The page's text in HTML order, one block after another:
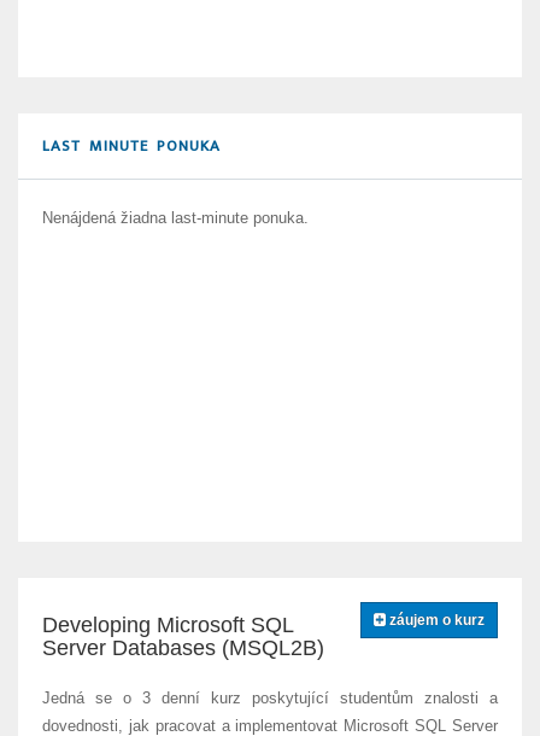
LAST MINUTE PONUKA
Nenájdená žiadna last-minute ponuka.
záujem o kurz
Developing Microsoft SQL
Server Databases (MSQL2B)
Jedná se o 3 denní kurz poskytující studentům znalosti a
dovednosti, jak pracovat a implementovat Microsoft SQL Server